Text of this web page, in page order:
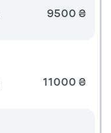
9500 ₴
11000 ₴